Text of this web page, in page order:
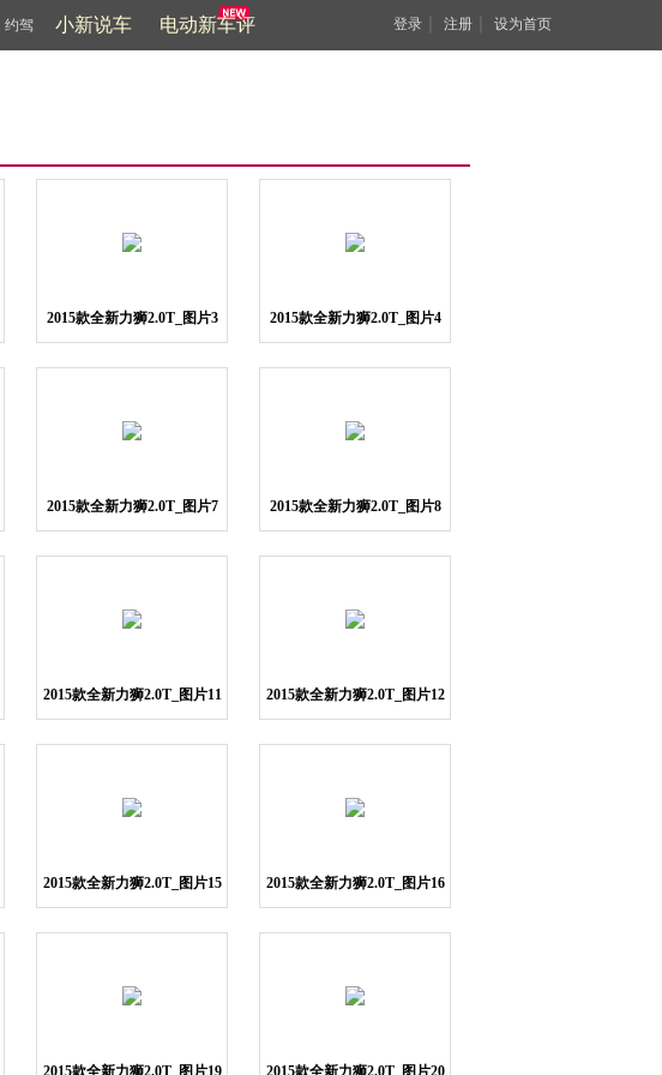
约驾 小新说车 电动新车评 登录 注册 设为首页
2015款全新力狮2.0T_图片3 2015款全新力狮2.0T_图片4
2015款全新力狮2.0T_图片7 2015款全新力狮2.0T_图片8
2015款全新力狮2.0T_图片11 2015款全新力狮2.0T_图片12
2015款全新力狮2.0T_图片15 2015款全新力狮2.0T_图片16
2015款全新力狮2.0T_图片19 2015款全新力狮2.0T_图片20